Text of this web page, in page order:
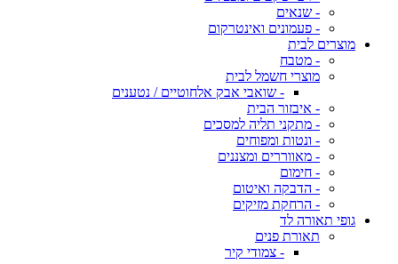
- שנאים
- פעמונים ואינטרקום
מוצרים לבית
- מטבח
מוצרי חשמל לבית
- שואבי אבק אלחוטיים / נטענים
- איבזור הבית
- מתקני תליה למסכים
- ונטות ומפוחים
- מאווררים ומצננים
- חימום
- הדבקה ואיטום
- הרחקת מזיקים
גופי תאורה לד
תאורת פנים
- צמודי קיר